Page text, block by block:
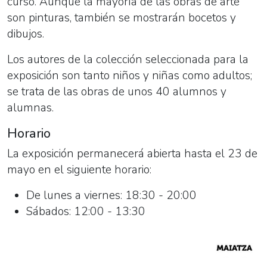
son pinturas, también se mostrarán bocetos y
dibujos.
Los autores de la colección seleccionada para la
exposición son tanto niños y niñas como adultos;
se trata de las obras de unos 40 alumnos y
alumnas.
Horario
La exposición permanecerá abierta hasta el 23 de
mayo en el siguiente horario:
De lunes a viernes: 18:30 - 20:00
Sábados: 12:00 - 13:30